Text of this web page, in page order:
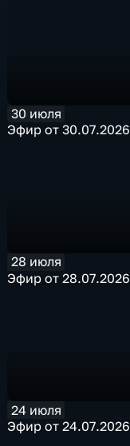
30 июля
Эфир от 30.07.2026
28 июля
Эфир от 28.07.2026
24 июля
Эфир от 24.07.2026